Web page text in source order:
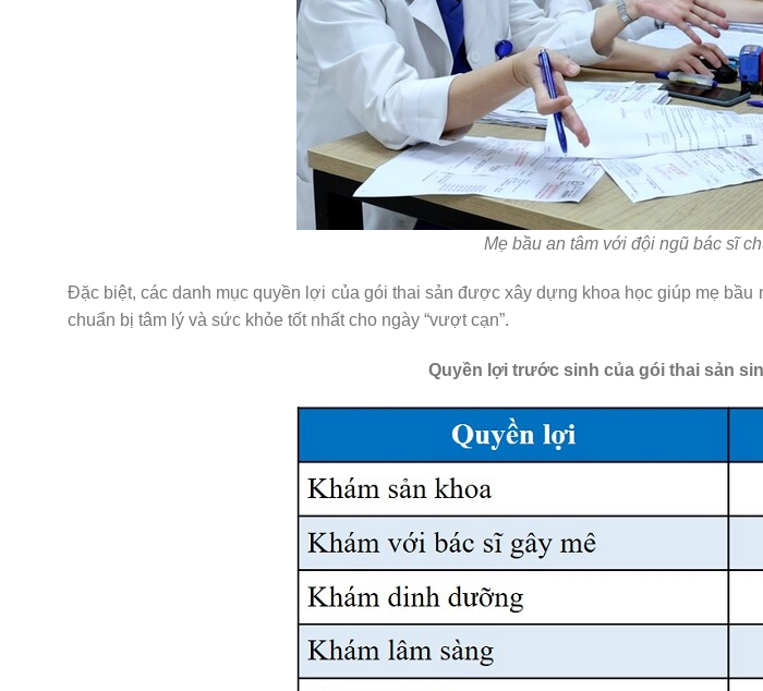
Mẹ bầu an tâm với đội ngũ bác sĩ
Đặc biệt, các danh mục quyền lợi của gói thai sản được xây dựng khoa học giúp mẹ
chuẩn bị tâm lý và sức khỏe tốt nhất cho ngày “vượt cạn”.
Quyền lợi trước sinh của gói thai sản